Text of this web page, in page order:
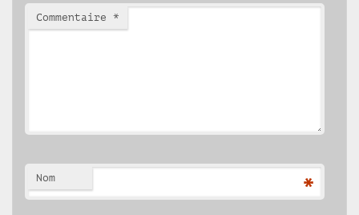
Commentaire *
Nom *